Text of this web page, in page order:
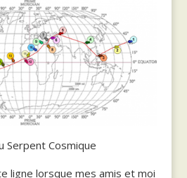
Serpent Cosmique
ligne lorsque mes amis et moi